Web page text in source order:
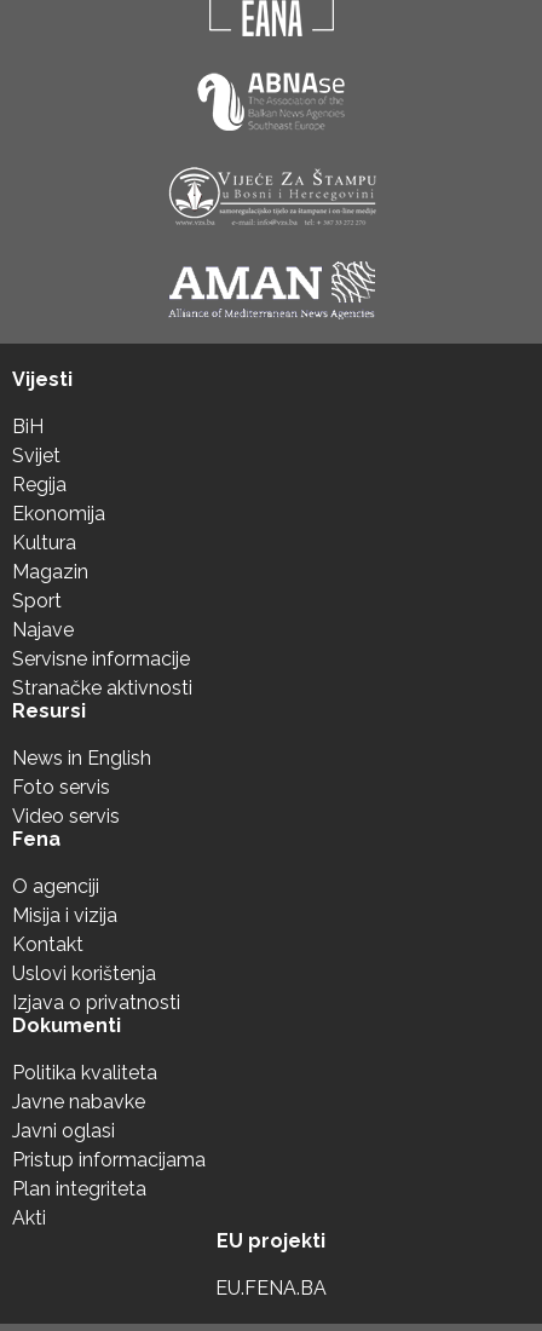
Vijesti
BiH
Svijet
Regija
Ekonomija
Kultura
Magazin
Sport
Najave
Servisne informacije
Stranačke aktivnosti
Resursi
News in English
Foto servis
Video servis
Fena
O agenciji
Misija i vizija
Kontakt
Uslovi korištenja
Izjava o privatnosti
Dokumenti
Politika kvaliteta
Javne nabavke
Javni oglasi
Pristup informacijama
Plan integriteta
Akti
EU projekti
EU.FENA.BA